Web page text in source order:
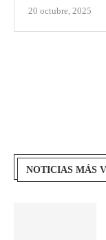
20 octubre, 2025
NOTICIAS MÁS